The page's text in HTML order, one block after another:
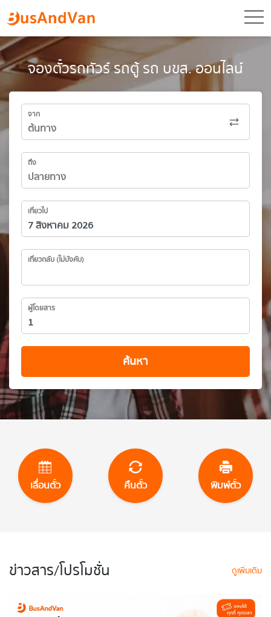
จองตั๋วรถทัวร์ รถตู้ รถ บขส. ออนไลน์
จาก
ถึง
เที่ยวไป
เที่ยวกลับ (ไม่บังคับ)
ผู้โดยสาร
ค้นหา
เลื่อนตั๋ว คืนตั๋ว พิมพ์ตั๋ว
ข่าวสาร/โปรโมชั่น ดูเพิ่มเติม